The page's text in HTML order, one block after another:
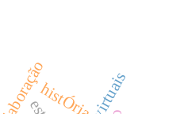
histÓria